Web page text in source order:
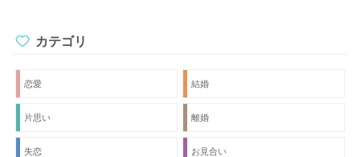
カテゴリ
恋愛 結婚
片思い 離婚
失恋 お見合い